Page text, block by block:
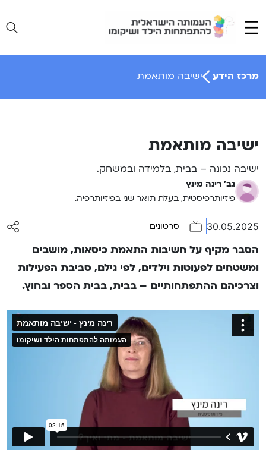
content
מרכז הידע ישיבה מותאמת
ישיבה מותאמת
ישיבה נכונה – בבית, בלמידה ובמשחק.
גב' רינה מינץ
פיזיותרפיסטית, בעלת תואר שני בפיזיותרפיה.
30.05.2025 סרטונים
הסבר מקיף על חשיבות התאמת כיסאות, מושבים
ומשטחים לפעוטות וילדים, לפי גילם, סביבת הפעילות
וצרכיהם ההתפתחותיים – בבית, בבית הספר ובחוץ.